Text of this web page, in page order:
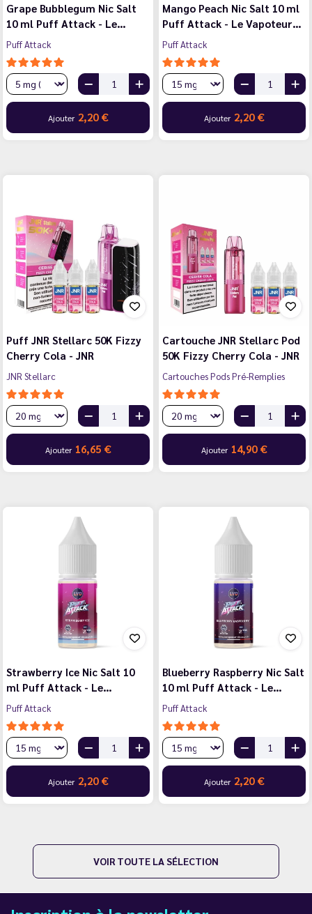
Grape Bubblegum Nic Salt
10 ml Puff Attack - Le…
Puff Attack
Ajouter 2,20 €
Mango Peach Nic Salt 10 ml
Puff Attack - Le Vapoteur…
Puff Attack
Ajouter 2,20 €
Puff JNR Stellarc 50K Fizzy
Cherry Cola - JNR
JNR Stellarc
Ajouter 16,65 €
Cartouche JNR Stellarc Pod
50K Fizzy Cherry Cola - JNR
Cartouches Pods Pré-Remplies
Ajouter 14,90 €
Strawberry Ice Nic Salt 10
ml Puff Attack - Le…
Puff Attack
Ajouter 2,20 €
Blueberry Raspberry Nic Salt
10 ml Puff Attack - Le…
Puff Attack
Ajouter 2,20 €
VOIR TOUTE LA SÉLECTION